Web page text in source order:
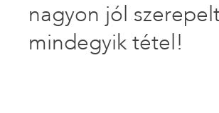
nagyon jól
mindegyik tétel!